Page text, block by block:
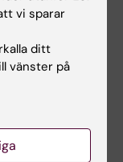
in
kort
sida,
vi sparar
ditt
vänster på